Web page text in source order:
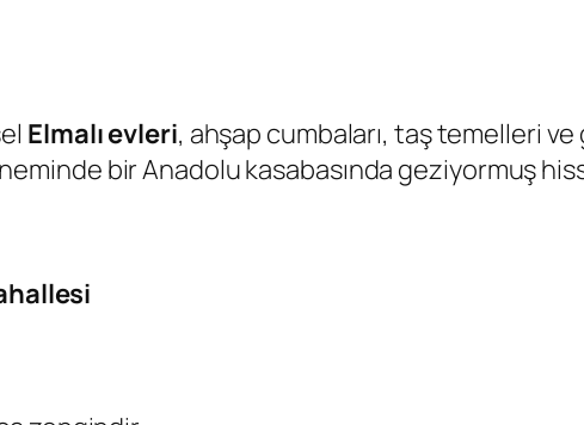
Elmalı evleri, ahşap cumbaları, taş temelleri
bir Anadolu kasabasında geziyormuş